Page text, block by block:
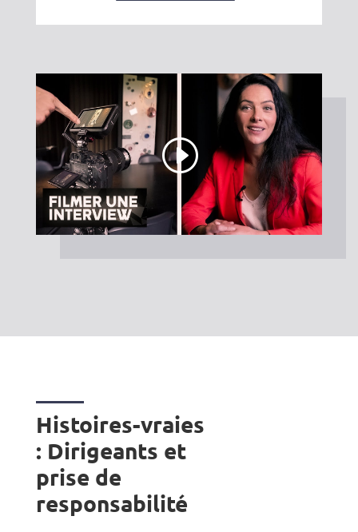
Histoires-vraies
: Dirigeants et
prise de
responsabilité